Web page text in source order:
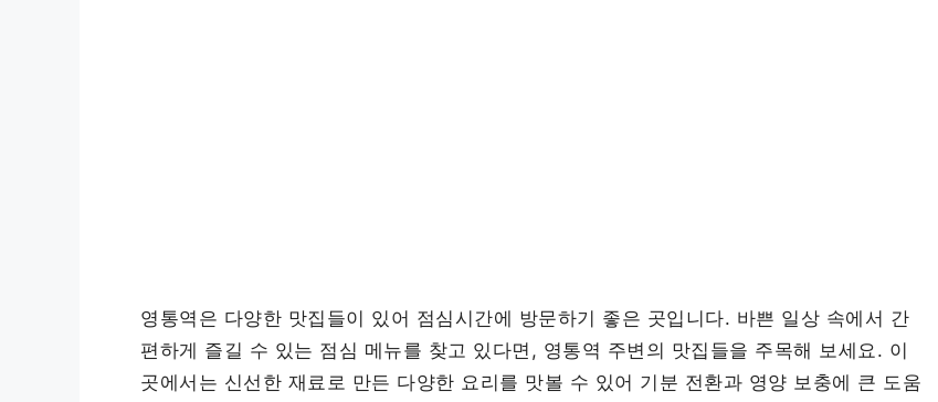
영통역은 다양한 맛집들이 있어 점심시간에 방문하기 좋은 곳입니다. 바쁜 일상 속에서 간
편하게 즐길 수 있는 점심 메뉴를 찾고 있다면, 영통역 주변의 맛집들을 주목해 보세요. 이
곳에서는 신선한 재료로 만든 다양한 요리를 맛볼 수 있어 기분 전환과 영양 보충에 큰 도움